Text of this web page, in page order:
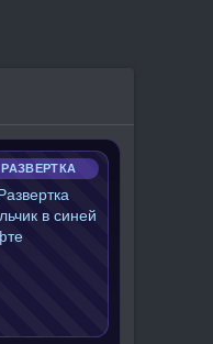
РАЗВЕРТКА